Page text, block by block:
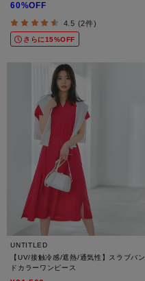
60%OFF
4.5 (2件)
さらに15%OFF
UNTITLED
【UV/接触冷感/遮熱/通気性】スラブバン
ドカラーワンピース